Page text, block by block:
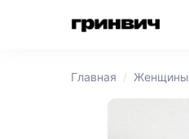
Главная Женщины